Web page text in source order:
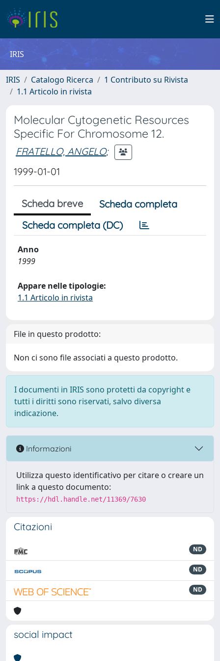
IRIS
IRIS Catalogo Ricerca
1 Contributo su Rivista
1.1 Articolo in rivista
Molecular Cytogenetic Resources
Specific For Chromosome 12.
FRATELLO, ANGELO;
1999-01-01
Scheda breve
Scheda completa
Scheda completa (DC)
Anno
1999
Appare nelle tipologie:
1.1 Articolo in rivista
File in questo prodotto:
Non ci sono file associati a questo prodotto.
I documenti in IRIS sono protetti da copyright e
tutti i diritti sono riservati, salvo diversa
indicazione.
Informazioni
Utilizza questo identificativo per citare o creare un
link a questo documento:
https://hdl.handle.net/11369/7630
Citazioni
ND
ND
ND
social impact